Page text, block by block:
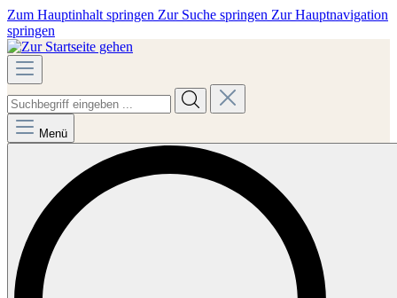
Zum Hauptinhalt springen Zur Suche springen Zur Hauptnavigation
springen
Menü